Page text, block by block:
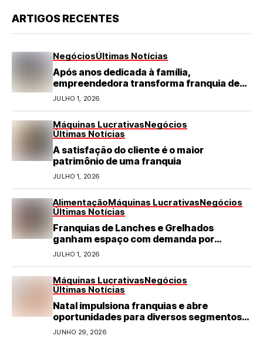
ARTIGOS RECENTES
NegóciosÚltimas Notícias
Após anos dedicada à família,
empreendedora transforma franquia de
turismo em negócio de destaque no RN
JULHO 1, 2026
Máquinas LucrativasNegócios
Últimas Notícias
A satisfação do cliente é o maior
patrimônio de uma franquia
JULHO 1, 2026
AlimentaçãoMáquinas LucrativasNegócios
Últimas Notícias
Franquias de Lanches e Grelhados
ganham espaço com demanda por
refeições rápidas e de qualidade
JULHO 1, 2026
Máquinas LucrativasNegócios
Últimas Notícias
Natal impulsiona franquias e abre
oportunidades para diversos segmentos
do varejo
JUNHO 29, 2026